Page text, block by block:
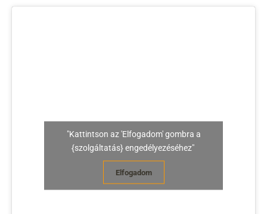
"Kattintson az 'Elfogadom' gombra a
{szolgáltatás} engedélyezéséhez"
Elfogadom